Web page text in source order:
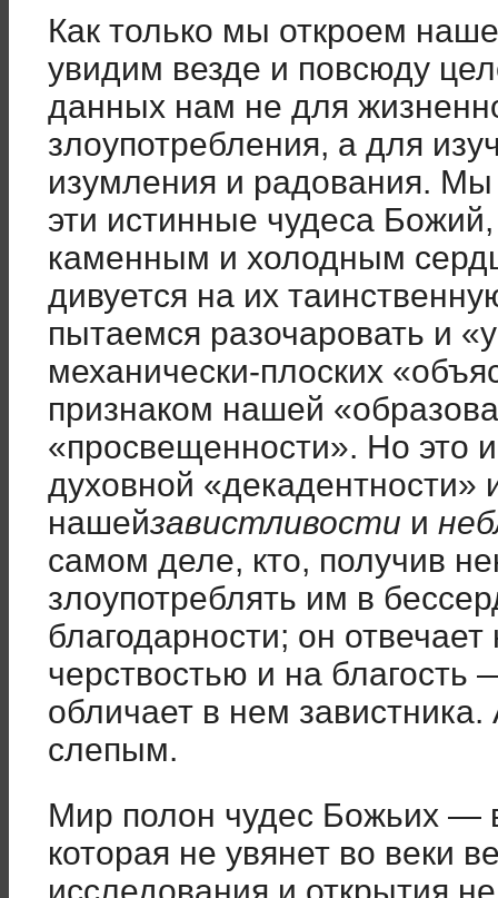
Как только мы откроем
увидим везде и повсюду
данных нам не для
злоупотребления, а для
изумления и радования. Мы
эти истинные чудеса
каменным и холодным
дивуется на их
пытаемся разочаровать и
механически-плоских
признаком нашей
«просвещенности». Но это
духовной
нашейзавистливости и
самом деле, кто, получив
злоупотреблять им в
благодарности; он
черствостью и на
обличает в нем завистника.
слепым.
Мир полон чудес Божьих —
которая не увянет во веки